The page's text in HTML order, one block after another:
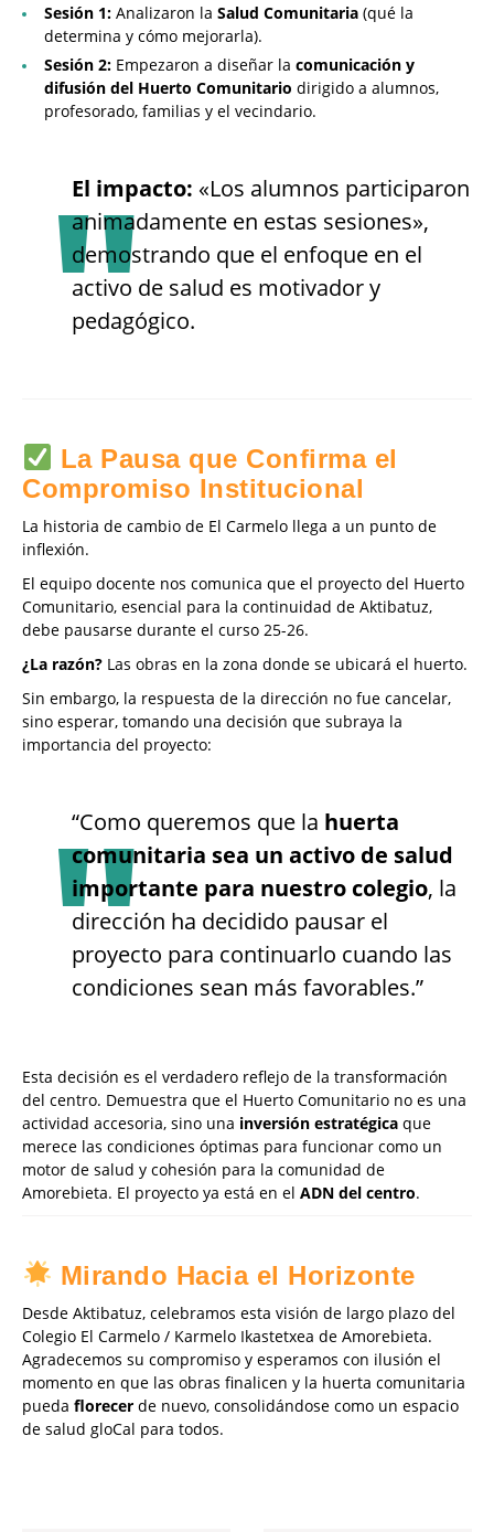
Sesión 1: Analizaron la Salud Comunitaria (qué la
determina y cómo mejorarla).
Sesión 2: Empezaron a diseñar la comunicación y
difusión del Huerto Comunitario dirigido a alumnos,
profesorado, familias y el vecindario.
El impacto: «Los alumnos participaron
animadamente en estas sesiones»,
demostrando que el enfoque en el
activo de salud es motivador y
pedagógico.
La Pausa que Confirma el
Compromiso Institucional
La historia de cambio de El Carmelo llega a un punto de
inflexión.
El equipo docente nos comunica que el proyecto del Huerto
Comunitario, esencial para la continuidad de Aktibatuz,
debe pausarse durante el curso 25-26.
¿La razón? Las obras en la zona donde se ubicará el huerto.
Sin embargo, la respuesta de la dirección no fue cancelar,
sino esperar, tomando una decisión que subraya la
importancia del proyecto:
“Como queremos que la huerta
comunitaria sea un activo de salud
importante para nuestro colegio, la
dirección ha decidido pausar el
proyecto para continuarlo cuando las
condiciones sean más favorables.”
Esta decisión es el verdadero reflejo de la transformación
del centro. Demuestra que el Huerto Comunitario no es una
actividad accesoria, sino una inversión estratégica que
merece las condiciones óptimas para funcionar como un
motor de salud y cohesión para la comunidad de
Amorebieta. El proyecto ya está en el ADN del centro.
Mirando Hacia el Horizonte
Desde Aktibatuz, celebramos esta visión de largo plazo del
Colegio El Carmelo / Karmelo Ikastetxea de Amorebieta.
Agradecemos su compromiso y esperamos con ilusión el
momento en que las obras finalicen y la huerta comunitaria
pueda florecer de nuevo, consolidándose como un espacio
de salud gloCal para todos.